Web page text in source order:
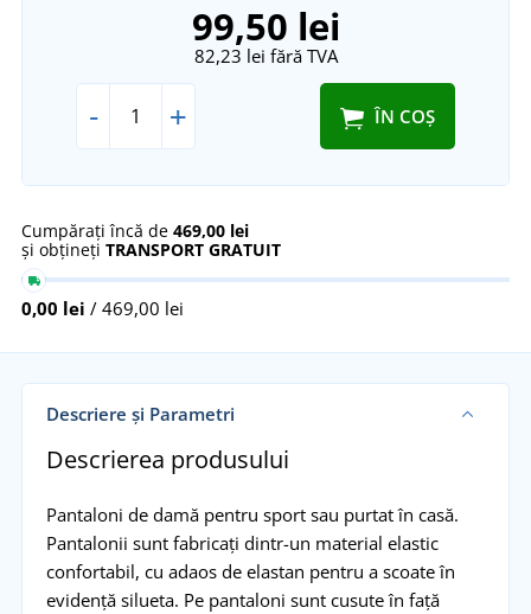
99,50 lei
82,23 lei fără TVA
- + ÎN COȘ
Cumpărați încă de 469,00 lei
și obțineți TRANSPORT GRATUIT
0,00 lei / 469,00 lei
Descriere și Parametri
Descrierea produsului
Pantaloni de damă pentru sport sau purtat în casă.
Pantalonii sunt fabricați dintr-un material elastic
confortabil, cu adaos de elastan pentru a scoate în
evidență silueta. Pe pantaloni sunt cusute în față